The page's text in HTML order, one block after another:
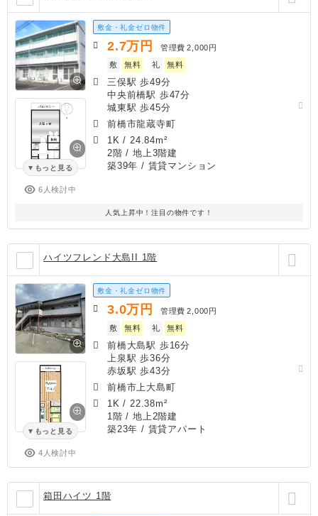
もっと見る
6人検討中
敷金・礼金ゼロ物件
2.7万円 管理費 2,000円
敷
無料 礼 無料
三俣駅 歩49分
中央前橋駅 歩47分
城東駅 歩45分
前橋市龍蔵寺町
1K / 24.84m²
2階 / 地上3階建
築39年 / 賃貸マンション
人気上昇中！注目の物件です！
ハイツフレンド大島II 1階
もっと見る
4人検討中
敷金・礼金ゼロ物件
3.0万円 管理費 2,000円
敷
無料 礼 無料
前橋大島駅 歩16分
上泉駅 歩36分
赤坂駅 歩43分
前橋市上大島町
1K / 22.38m²
1階 / 地上2階建
築23年 / 賃貸アパート
箱田ハイツ 1階